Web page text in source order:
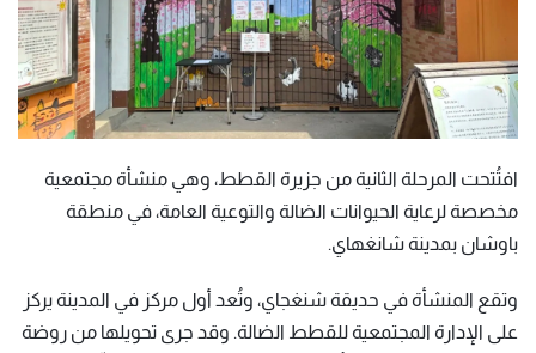
افتُتحت المرحلة الثانية من جزيرة القطط، وهي منشأة مجتمعية
مخصصة لرعاية الحيوانات الضالة والتوعية العامة، في منطقة
باوشان بمدينة شانغهاي.
وتقع المنشأة في حديقة شنغجاي، وتُعد أول مركز في المدينة يركز
على الإدارة المجتمعية للقطط الضالة. وقد جرى تحويلها من روضة